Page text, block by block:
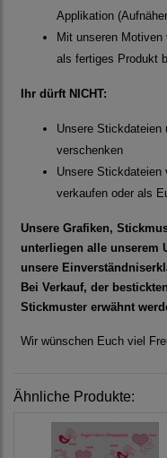
Applikation
Mit unseren
als fertiges Produkt
Ihr dürft NICHT:
Unsere Stickdateien
verschenken
Unsere Stickdateien
verkaufen oder als
Unsere Grafiken,
unterliegen alle unserem
unsere
Bei Verkauf, der
Stickmuster erwähnt
Wir wünschen Euch viel
Ähnliche Produkte: